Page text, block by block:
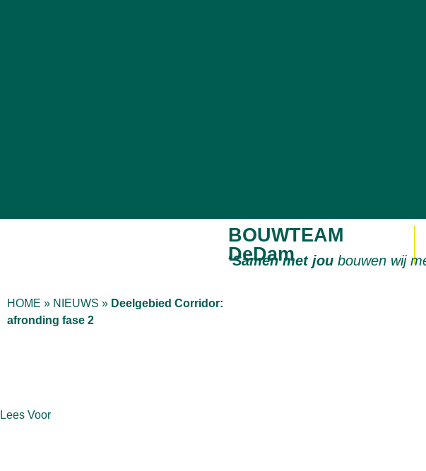
BOUWTEAM
DeDam
“Samen met joubouwen wij
HOME » NIEUWS » Deelgebied Corridor:
afronding fase 2
Lees Voor